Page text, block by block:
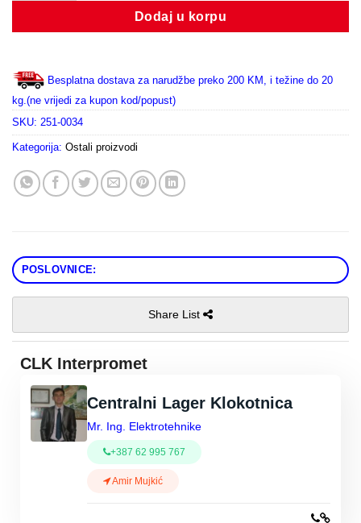
Dodaj u korpu
Besplatna dostava za narudžbe preko 200 KM, i težine do 20
kg.(ne vrijedi za kupon kod/popust)
SKU: 251-0034
Kategorija: Ostali proizvodi
POSLOVNICE:
Share List
CLK Interpromet
Centralni Lager Klokotnica
Mr. Ing. Elektrotehnike
+387 62 995 767
Amir Mujkić